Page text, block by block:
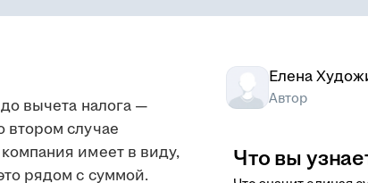
вычета налога —
втором случае
имеет в виду,
рядом с суммой.
Елена
Автор
Что вы